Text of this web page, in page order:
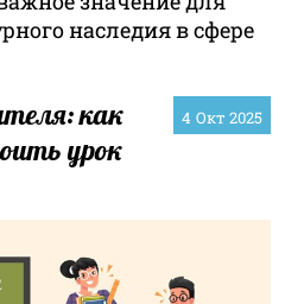
наследия в сфере
4 Окт 2025
как
урок